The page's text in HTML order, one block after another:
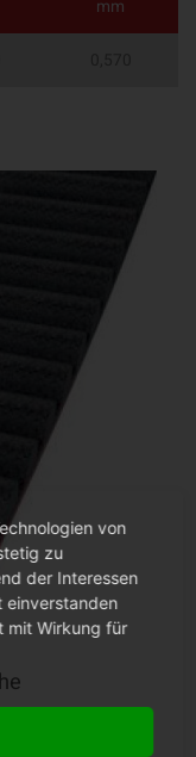
mm
von
zu
der Interessen
einverstanden
mit Wirkung für